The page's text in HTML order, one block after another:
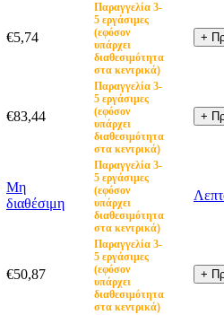
€5,74
Παραγγελία 3-
5 εργάσιμες
(εφόσον
υπάρχει
διαθεσιμότητα
στα κεντρικά)
€83,44
Παραγγελία 3-
5 εργάσιμες
(εφόσον
υπάρχει
διαθεσιμότητα
στα κεντρικά)
Μη
διαθέσιμη
Παραγγελία 3-
5 εργάσιμες
(εφόσον
υπάρχει
διαθεσιμότητα
στα κεντρικά)
€50,87
Παραγγελία 3-
5 εργάσιμες
(εφόσον
υπάρχει
διαθεσιμότητα
στα κεντρικά)